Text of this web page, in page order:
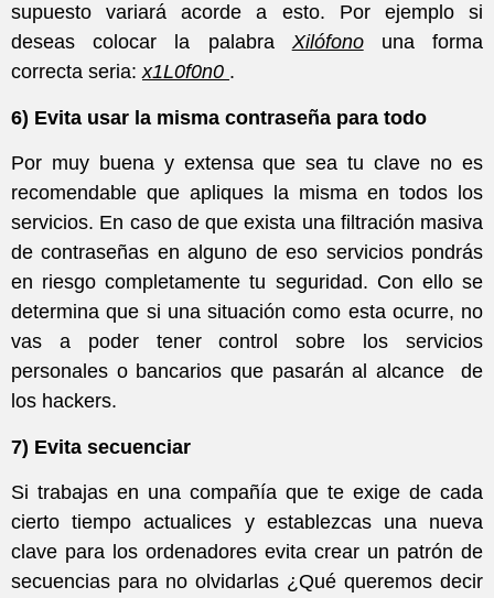
supuesto variará acorde a esto. Por ejemplo si
deseas colocar la palabra Xilófonouna forma
correcta seria:x1L0f0n0 .
6) Evita usar la misma contraseña para todo
Por muy buena y extensa que sea tu clave no es
recomendable que apliques la misma en todos los
servicios. En caso de que exista una filtración masiva
de contraseñas en alguno de eso servicios pondrás
en riesgo completamente tu seguridad. Con ello se
determina que si una situación como esta ocurre, no
vas a poder tener control sobre los servicios
personales o bancarios que pasarán al alcance de
los hackers.
7) Evita secuenciar
Si trabajas en una compañía que te exige de cada
cierto tiempo actualices y establezcas una nueva
clave para los ordenadores evita crear un patrón de
secuencias para no olvidarlas ¿Qué queremos decir